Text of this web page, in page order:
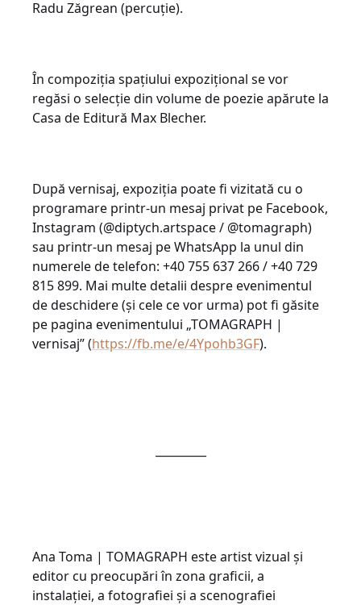
Radu Zăgrean (percuție).
În compoziția spațiului expozițional se vor
regăsi o selecție din volume de poezie apărute la
Casa de Editură Max Blecher.
După vernisaj, expoziția poate fi vizitată cu o
programare printr-un mesaj privat pe Facebook,
Instagram (@diptych.artspace / @tomagraph)
sau printr-un mesaj pe WhatsApp la unul din
numerele de telefon: +40 755 637 266 / +40 729
815 899. Mai multe detalii despre evenimentul
de deschidere (și cele ce vor urma) pot fi găsite
pe pagina evenimentului „TOMAGRAPH |
vernisaj” (https://fb.me/e/4Ypohb3GF).
Ana Toma | TOMAGRAPH este artist vizual și
editor cu preocupări în zona graficii, a
instalației, a fotografiei și a scenografiei